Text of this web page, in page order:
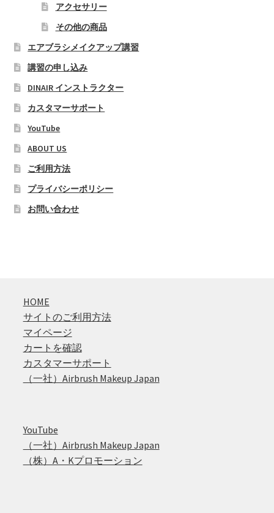
アクセサリー
その他の商品
エアブラシメイクアップ講習
講習の申し込み
DINAIR インストラクター
カスタマーサポート
YouTube
ABOUT US
ご利用方法
プライバシーポリシー
お問い合わせ
HOME
サイトのご利用方法
マイページ
カートを確認
カスタマーサポート
（一社）Airbrush Makeup Japan
YouTube
（一社）Airbrush Makeup Japan
（株）A・Kプロモーション